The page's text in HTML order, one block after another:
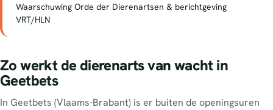
Waarschuwing Orde der Dierenartsen & berichtgeving
VRT/HLN
Zo werkt de dierenarts van wacht in
Geetbets
In Geetbets (Vlaams-Brabant) is er buiten de openingsuren